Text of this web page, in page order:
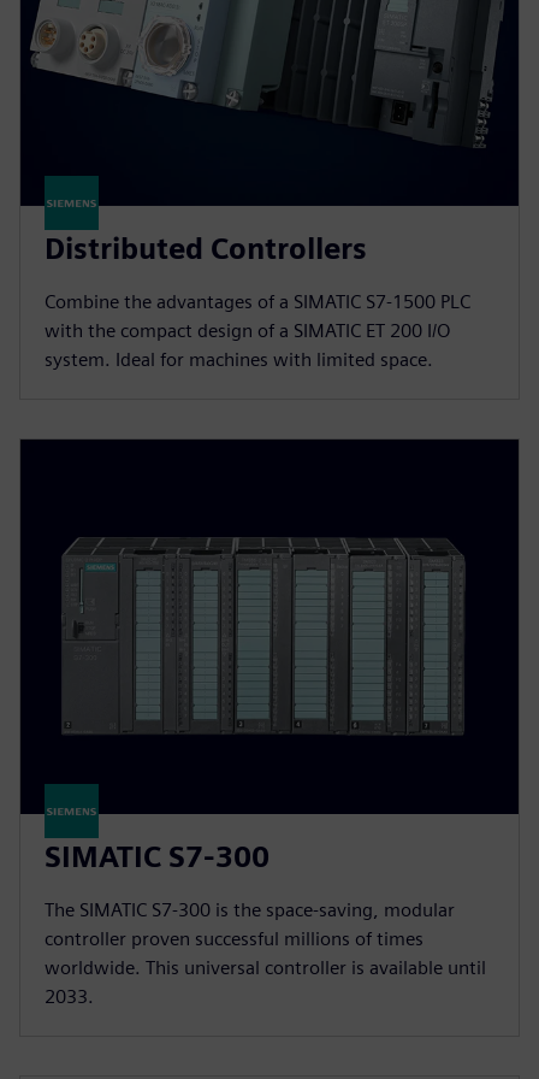
Distributed Controllers
Combine the advantages of a SIMATIC S7-1500 PLC
with the compact design of a SIMATIC ET 200 I/O
system. Ideal for machines with limited space.
SIMATIC S7-300
The SIMATIC S7-300 is the space-saving, modular
controller proven successful millions of times
worldwide. This universal controller is available until
2033.